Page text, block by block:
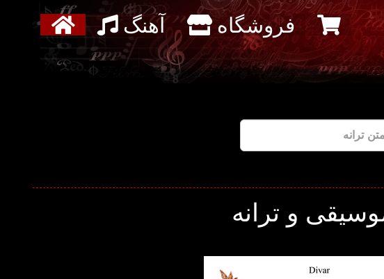
آهنگ فروشگاه
ترانه
و ترانه